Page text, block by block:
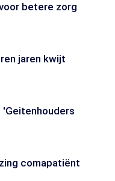
betere zorg
jaren kwijt
comapatiënt